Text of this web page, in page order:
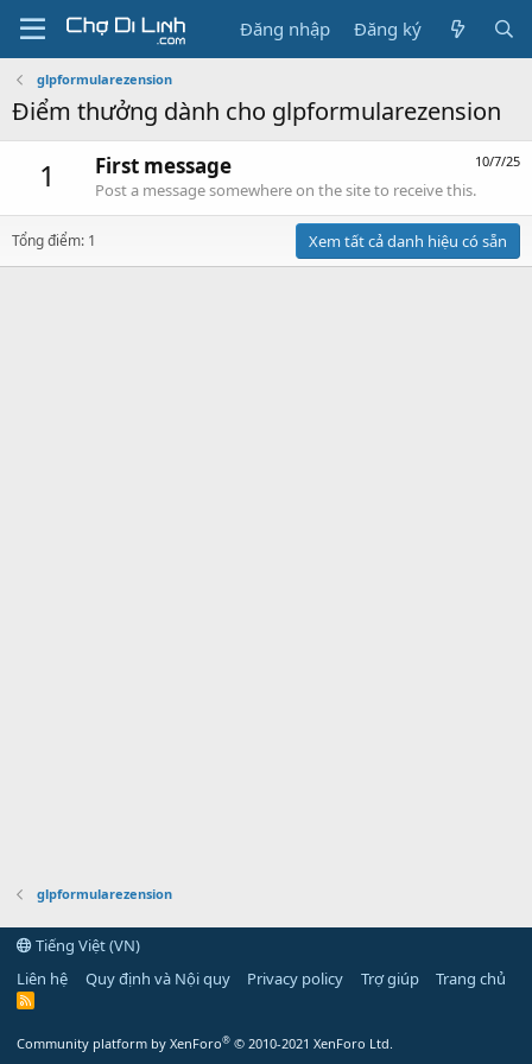
Đăng nhập Đăng ký
glpformularezension
Điểm thưởng dành cho glpformularezension
1 10/7/25
First message
Post a message somewhere on the site to receive this.
Tổng điểm: 1 Xem tất cả danh hiệu có sẵn
glpformularezension
Tiếng Việt (VN)
Liên hệ
Quy định và Nội quy Privacy policy Trợ giúp Trang chủ
R
Community platform by XenForo® © 2010-2021 XenForo Ltd.